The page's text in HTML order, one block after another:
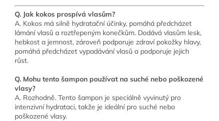
Q. Jak kokos prospívá vlasům?
A. Kokos má silně hydratační účinky, pomáhá předcházet
lámání vlasů a roztřepeným konečkům. Dodává vlasům lesk,
hebkost a jemnost, zároveň podporuje zdraví pokožky hlavy,
pomáhá předcházet vypadávání vlasů a podporuje jejich
růst.
Q. Mohu tento šampon používat na suché nebo poškozené
vlasy?
A. Rozhodně. Tento šampon je speciálně vyvinutý pro
intenzivní hydrataci, takže je ideální pro suché nebo
poškozené vlasy.